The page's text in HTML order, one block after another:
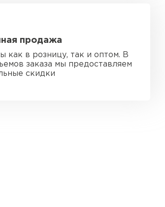
продажа
как в розницу, так и оптом. В
заказа мы предоставляем
скидки